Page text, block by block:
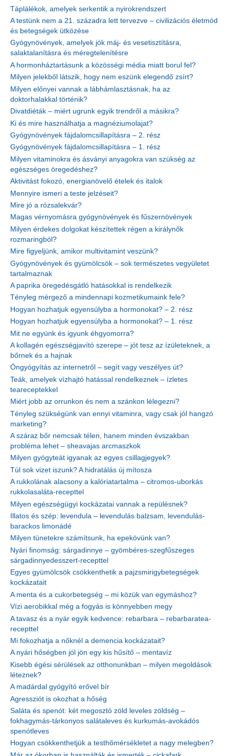
Táplálékok, amelyek serkentik a nyirokrendszert
A testünk nem a 21. századra lett tervezve – civilizációs életmód
és betegségek ütközése
Gyógynövények, amelyek jók máj- és vesetisztításra,
salaktalanításra és méregtelenítésre
A hormonháztartásunk a közösségi média miatt borul fel?
Milyen jelekből látszik, hogy nem eszünk elegendő zsírt?
Milyen előnyei vannak a lábhámlasztásnak, ha az
doktorhalakkal történik?
Divatdiéták – miért ugrunk egyik trendről a másikra?
Ki és mire használhatja a magnéziumolajat?
Gyógynövények fájdalomcsillapításra – 2. rész
Gyógynövények fájdalomcsillapításra – 1. rész
Milyen vitaminokra és ásványi anyagokra van szükség az
egészséges öregedéshez?
Aktivitást fokozó, energianövelő ételek és italok
Mennyire ismeri a teste jelzéseit?
Mire jó a rózsalekvár?
Magas vérnyomásra gyógynövények és fűszernövények
Milyen érdekes dolgokat készítettek régen a királynők
rozmaringból?
Mire figyeljünk, amikor multivitamint veszünk?
Gyógynövények és gyümölcsök – sok természetes vegyületet
tartalmaznak
A paprika öregedésgátló hatásokkal is rendelkezik
Tényleg mérgező a mindennapi kozmetikumaink fele?
Hogyan hozhatjuk egyensúlyba a hormonokat? – 2. rész
Hogyan hozhatjuk egyensúlyba a hormonokat? – 1. rész
Mit ne együnk és igyunk éhgyomorra?
A kollagén egészségjavító szerepe – jót tesz az ízületeknek, a
bőrnek és a hajnak
Öngyógyítás az internetről – segít vagy veszélyes út?
Teák, amelyek vízhajtó hatással rendelkeznek – ízletes
teareceptekkel
Miért jobb az orrunkon és nem a szánkon lélegezni?
Tényleg szükségünk van ennyi vitaminra, vagy csak jól hangzó
marketing?
A száraz bőr nemcsak télen, hanem minden évszakban
probléma lehet – sheavajas arcmaszkok
Milyen gyógyteát igyanak az egyes csillagjegyek?
Túl sok vizet iszunk? A hidratálás új mítosza
A rukkolának alacsony a kalóriatartalma – citromos-uborkás
rukkolasaláta-recepttel
Milyen egészségügyi kockázatai vannak a repülésnek?
Illatos és szép: levendula – levendulás balzsam, levendulás-
barackos limonádé
Milyen tünetekre számítsunk, ha epekövünk van?
Nyári finomság: sárgadinnye – gyömbéres-szegfűszeges
sárgadinnyedesszert-recepttel
Egyes gyümölcsök csökkenthetik a pajzsmirigybetegségek
kockázatait
A menta és a cukorbetegség – mi közük van egymáshoz?
Vízi aerobikkal még a fogyás is könnyebben megy
A tavasz és a nyár egyik kedvence: rebarbara – rebarbaratea-
recepttel
Mi fokozhatja a nőknél a demencia kockázatait?
A nyári hőségben jól jön egy kis hűsítő – mentavíz
Kisebb égési sérülések az otthonunkban – milyen megoldások
léteznek?
A madárdal gyógyító erővel bír
Agressziót is okozhat a hőség
Saláta és spenót: két megosztó zöld leveles zöldség –
fokhagymás-tárkonyos salátaleves és kurkumás-avokádós
spenótleves
Hogyan csökkenthetjük a testhőmérsékletet a nagy melegben?